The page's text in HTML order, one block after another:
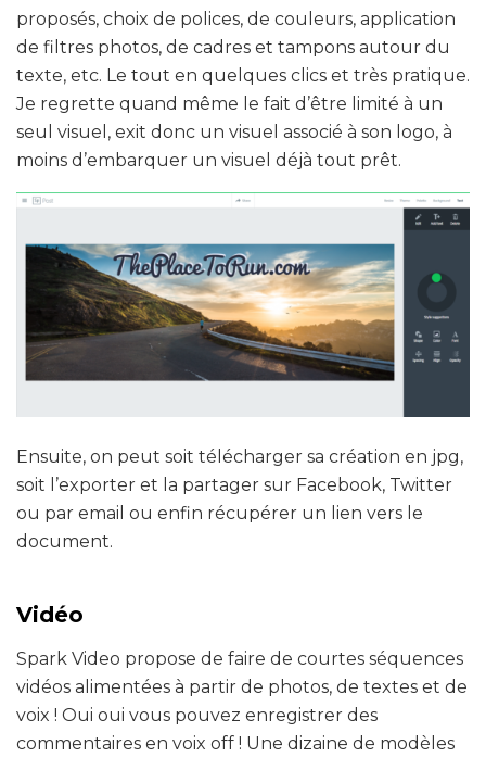
proposés, choix de polices, de couleurs, application
de filtres photos, de cadres et tampons autour du
texte, etc. Le tout en quelques clics et très pratique.
Je regrette quand même le fait d’être limité à un
seul visuel, exit donc un visuel associé à son logo, à
moins d’embarquer un visuel déjà tout prêt.
Ensuite, on peut soit télécharger sa création en jpg,
soit l’exporter et la partager sur Facebook, Twitter
ou par email ou enfin récupérer un lien vers le
document.
Vidéo
Spark Video propose de faire de courtes séquences
vidéos alimentées à partir de photos, de textes et de
voix ! Oui oui vous pouvez enregistrer des
commentaires en voix off ! Une dizaine de modèles